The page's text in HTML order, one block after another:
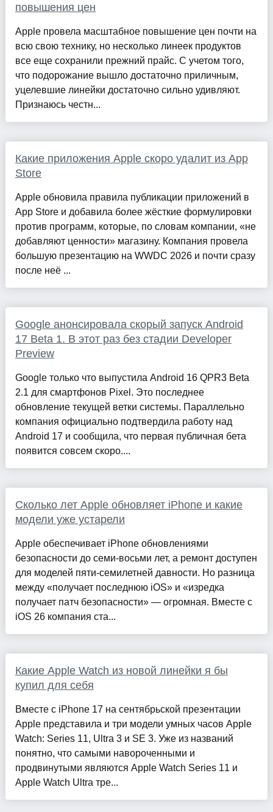
повышения цен
Apple провела масштабное повышение цен почти на
всю свою технику, но несколько линеек продуктов
все еще сохранили прежний прайс. С учетом того,
что подорожание вышло достаточно приличным,
уцелевшие линейки достаточно сильно удивляют.
Признаюсь честн...
Какие приложения Apple скоро удалит из App
Store
Apple обновила правила публикации приложений в
App Store и добавила более жёсткие формулировки
против программ, которые, по словам компании, «не
добавляют ценности» магазину. Компания провела
большую презентацию на WWDC 2026 и почти сразу
после неё ...
Google анонсировала скорый запуск Android
17 Beta 1. В этот раз без стадии Developer
Preview
Google только что выпустила Android 16 QPR3 Beta
2.1 для смартфонов Pixel. Это последнее
обновление текущей ветки системы. Параллельно
компания официально подтвердила работу над
Android 17 и сообщила, что первая публичная бета
появится совсем скоро....
Сколько лет Apple обновляет iPhone и какие
модели уже устарели
Apple обеспечивает iPhone обновлениями
безопасности до семи-восьми лет, а ремонт доступен
для моделей пяти-семилетней давности. Но разница
между «получает последнюю iOS» и «изредка
получает патч безопасности» — огромная. Вместе с
iOS 26 компания ста...
Какие Apple Watch из новой линейки я бы
купил для себя
Вместе с iPhone 17 на сентябрьской презентации
Apple представила и три модели умных часов Apple
Watch: Series 11, Ultra 3 и SE 3. Уже из названий
понятно, что самыми навороченными и
продвинутыми являются Apple Watch Series 11 и
Apple Watch Ultra тре...